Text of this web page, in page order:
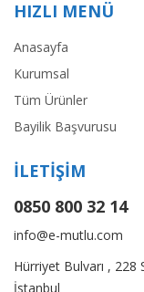
HIZLI MENÜ
Anasayfa
Kurumsal
Tüm Ürünler
Bayilik Başvurusu
İLETİŞİM
0850 800 32 14
info@e-mutlu.com
Hürriyet Bulvarı ,
İstanbul